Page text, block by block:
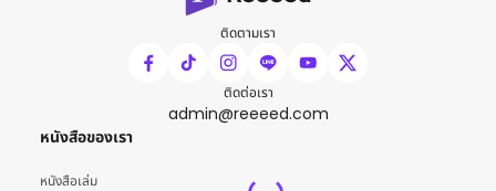
ติดตามเรา
ติดต่อเรา
admin@reeeed.com
หนังสือของเรา
หนังสือเล่ม